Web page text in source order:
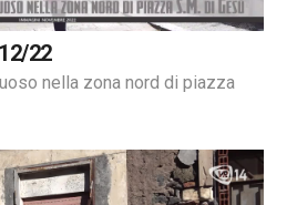
22
nella zona nord di piazza